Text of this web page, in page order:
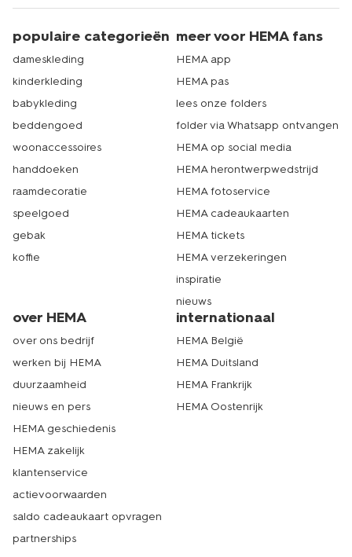
populaire categorieën
dameskleding
kinderkleding
babykleding
beddengoed
woonaccessoires
handdoeken
raamdecoratie
speelgoed
gebak
koffie
meer voor HEMA fans
HEMA app
HEMA pas
lees onze folders
folder via Whatsapp ontvangen
HEMA op social media
HEMA herontwerpwedstrijd
HEMA fotoservice
HEMA cadeaukaarten
HEMA tickets
HEMA verzekeringen
inspiratie
nieuws
over HEMA
over ons bedrijf
werken bij HEMA
duurzaamheid
nieuws en pers
HEMA geschiedenis
HEMA zakelijk
klantenservice
actievoorwaarden
saldo cadeaukaart opvragen
partnerships
internationaal
HEMA België
HEMA Duitsland
HEMA Frankrijk
HEMA Oostenrijk